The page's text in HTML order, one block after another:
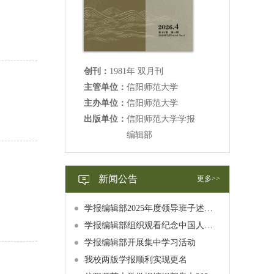
创刊： 1981年 双月刊
主管单位： 信阳师范大学
主办单位： 信阳师范大学
出版单位： 信阳师范大学学报
编辑部
新闻公告 更多>>
学报编辑部2025年度领导班子述职述廉述学报告公示
学报编辑部组织观看纪念中国人民抗日战争暨世界反法西斯战争胜利80周年大会直播
学报编辑部开展集中学习活动
我校两版学报顺利实现更名